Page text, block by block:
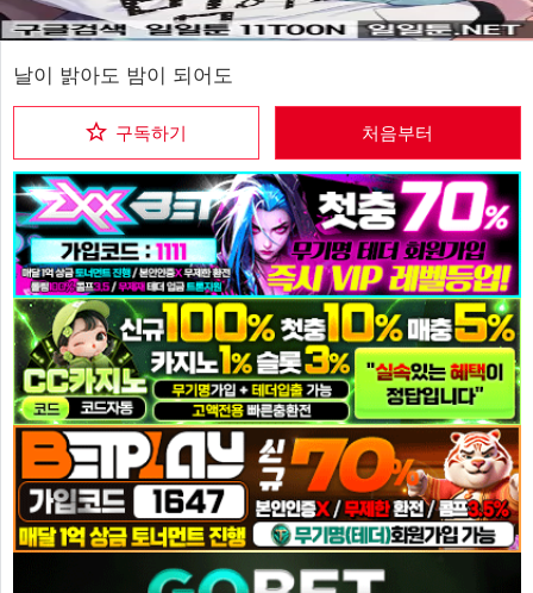
날이 밝아도 밤이 되어도
구독하기 처음부터